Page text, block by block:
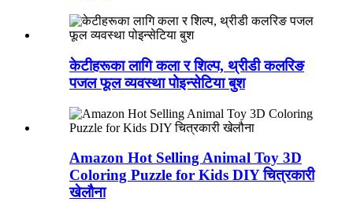
केटीहरूका लागि कला र शिल्प, थ्रीडी कलरिङ
पजल फूल व्यवस्था पोइन्सेटिया बुश
Amazon Hot Selling Animal Toy 3D
Coloring Puzzle for Kids DIY चित्रकारी
खेलौना